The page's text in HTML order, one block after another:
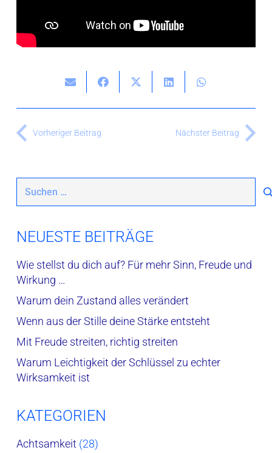
Vorheriger Beitrag Nächster Beitrag
Suchen
NEUESTE BEITRÄGE
Wie stellst du dich auf? Für mehr Sinn, Freude und
Wirkung …
Warum dein Zustand alles verändert
Wenn aus der Stille deine Stärke entsteht
Mit Freude streiten, richtig streiten
Warum Leichtigkeit der Schlüssel zu echter
Wirksamkeit ist
KATEGORIEN
Achtsamkeit (28)